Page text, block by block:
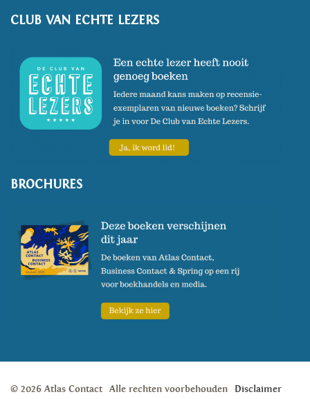
CLUB VAN ECHTE LEZERS
BROCHURES
© 2026 Atlas Contact Alle rechten voorbehouden Disclaimer